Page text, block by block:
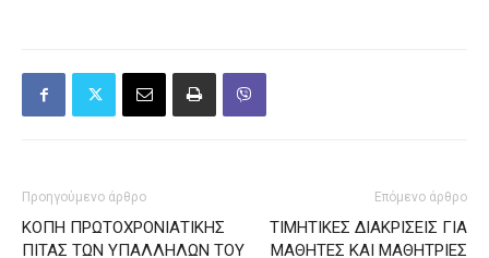
Προηγούμενο άρθρο
ΚΟΠΗ ΠΡΩΤΟΧΡΟΝΙΑΤΙΚΗΣ
ΠΙΤΑΣ ΤΩΝ ΥΠΑΛΛΗΛΩΝ ΤΟΥ
Επόμενο άρθρο
ΤΙΜΗΤΙΚΕΣ ΔΙΑΚΡΙΣΕΙΣ ΓΙΑ
ΜΑΘΗΤΕΣ ΚΑΙ ΜΑΘΗΤΡΙΕΣ